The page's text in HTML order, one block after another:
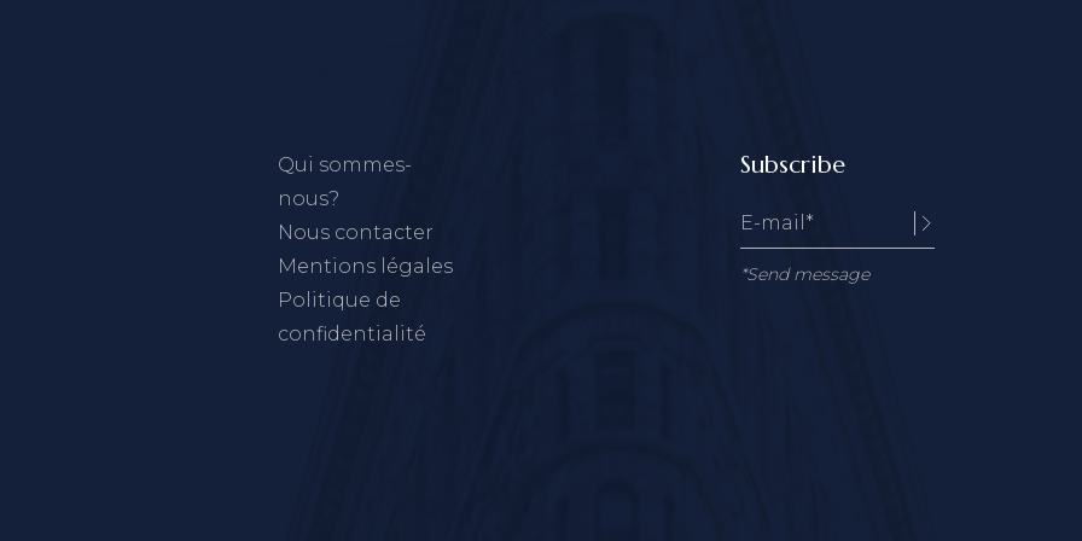
Qui sommes-
nous?
Nous contacter
Mentions légales
Politique de
confidentialité
Subscribe
*Send message